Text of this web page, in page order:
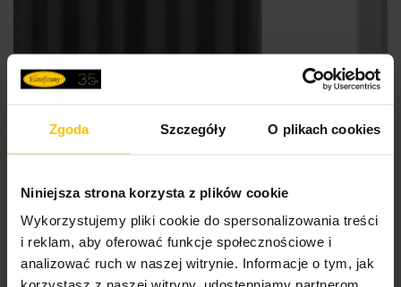
Zgoda Szczegóły O plikach cookies
Niniejsza strona korzysta z plików cookie
Wykorzystujemy pliki cookie do spersonalizowania treści
i reklam, aby oferować funkcje społecznościowe i
analizować ruch w naszej witrynie. Informacje o tym, jak
DUŻE ZACIEMNIENIE